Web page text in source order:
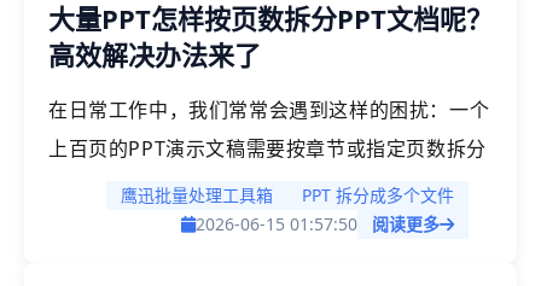
档按分节符拆分为多个文档，单个文档如果内容不
多的时候，我们还可以手动复制，但是如果文件数
大量PPT怎样按页数拆分PPT文档呢？
高效解决办法来了
在日常工作中，我们常常会遇到这样的困扰：一个
上百页的PPT演示文稿需要按章节或指定页数拆分
成多个文件，手动操作不仅需要反复复制粘贴，还
容易出错，极大地降低了工作效率。今天分享的办
鹰迅批量处理工具箱
PPT 拆分成多个文件
2026-06-15 01:57:50
阅读更多